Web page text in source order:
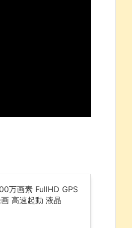
万画素 FullHD GPS
高速起動 液晶